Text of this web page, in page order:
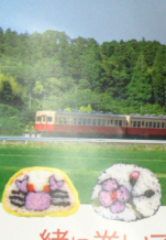
室」
に
静
岡
県
沼
津
市、
市
川
市、
袖
ケ